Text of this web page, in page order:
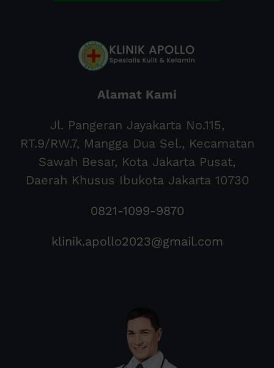
Alamat Kami
Jl. Pangeran Jayakarta No.115,
RT.9/RW.7, Mangga Dua Sel., Kecamatan
Sawah Besar, Kota Jakarta Pusat,
Daerah Khusus Ibukota Jakarta 10730
0821-1099-9870
klinik.apollo2023@gmail.com